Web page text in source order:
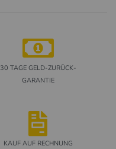
30 TAGE GELD-ZURÜCK-
GARANTIE
KAUF AUF RECHNUNG